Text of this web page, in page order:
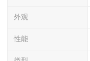
外观
性能